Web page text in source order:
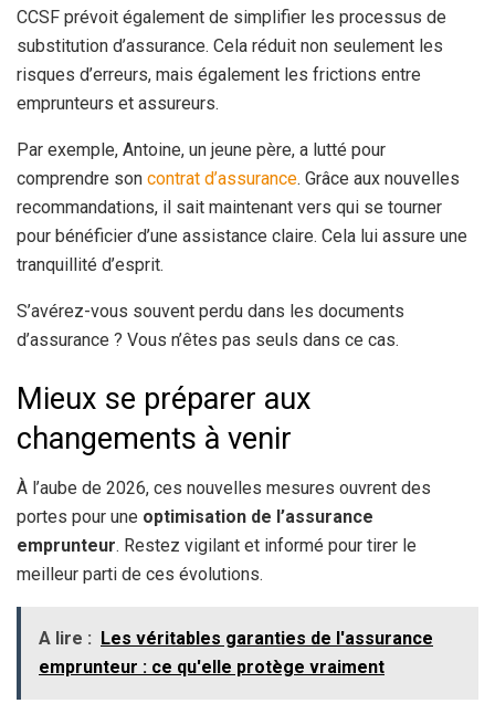
CCSF prévoit également de simplifier les processus de
substitution d’assurance. Cela réduit non seulement les
risques d’erreurs, mais également les frictions entre
emprunteurs et assureurs.
Par exemple, Antoine, un jeune père, a lutté pour
comprendre son contrat d’assurance. Grâce aux nouvelles
recommandations, il sait maintenant vers qui se tourner
pour bénéficier d’une assistance claire. Cela lui assure une
tranquillité d’esprit.
S’avérez-vous souvent perdu dans les documents
d’assurance ? Vous n’êtes pas seuls dans ce cas.
Mieux se préparer aux
changements à venir
À l’aube de 2026, ces nouvelles mesures ouvrent des
portes pour une optimisation de l’assurance
emprunteur. Restez vigilant et informé pour tirer le
meilleur parti de ces évolutions.
A lire : Les véritables garanties de l'assurance
emprunteur : ce qu'elle protège vraiment